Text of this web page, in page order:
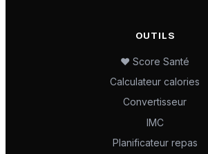
OUTILS
❤️ Score Santé
Calculateur calories
Convertisseur
IMC
Planificateur repas